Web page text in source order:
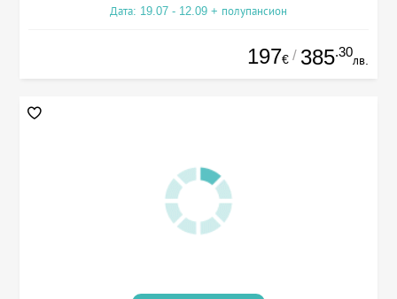
Дата: 19.07 - 12.09 + полупансион
197€ / 385.30
лв.